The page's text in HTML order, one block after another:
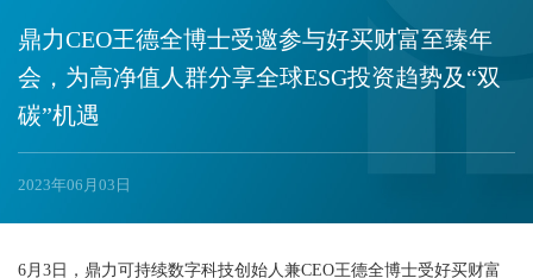
鼎力CEO王德全博士受邀参与好买财富至臻年
会，为高净值人群分享全球ESG投资趋势及“双
碳”机遇
2023年06月03日
6月3日，鼎力可持续数字科技创始人兼CEO王德全博士受好买财富